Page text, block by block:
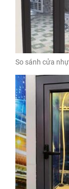
So sánh cửa